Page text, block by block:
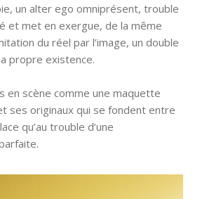
un alter ego omniprésent, trouble
et met en exergue, de la même
du réel par l’image, un double
propre existence.
en scène comme une maquette
ses originaux qui se fondent entre
qu’au trouble d’une